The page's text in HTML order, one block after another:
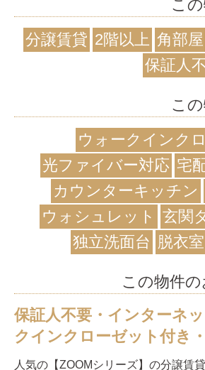
こ
分譲賃貸 2階以上 角部屋
保証人
こ
ウォークインク
光ファイバー対応 宅
カウンターキッチン
ウォシュレット
玄関
独立洗面台 脱衣室
この物件
保証人不要・インターネ
クインクローゼット付き
人気の【ZOOMシリーズ】の分譲賃